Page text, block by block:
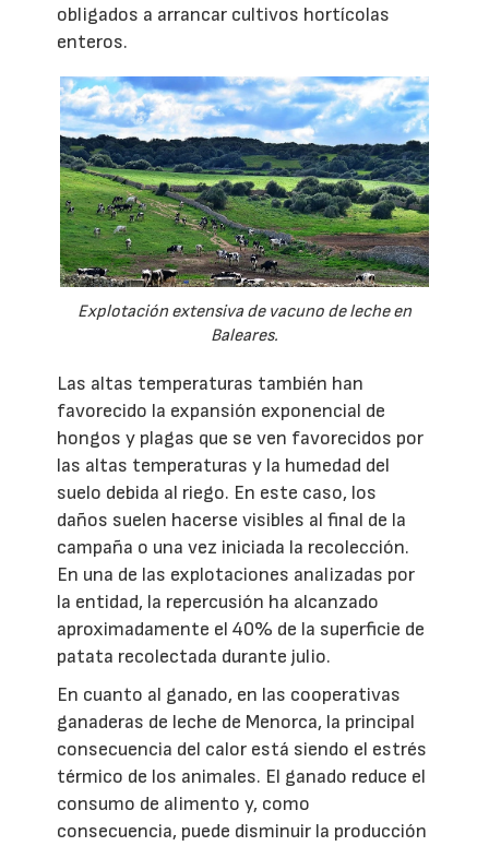
obligados a arrancar cultivos hortícolas
enteros.
Explotación extensiva de vacuno de leche en
Baleares.
Las altas temperaturas también han
favorecido la expansión exponencial de
hongos y plagas que se ven favorecidos por
las altas temperaturas y la humedad del
suelo debida al riego. En este caso, los
daños suelen hacerse visibles al final de la
campaña o una vez iniciada la recolección.
En una de las explotaciones analizadas por
la entidad, la repercusión ha alcanzado
aproximadamente el 40% de la superficie de
patata recolectada durante julio.
En cuanto al ganado, en las cooperativas
ganaderas de leche de Menorca, la principal
consecuencia del calor está siendo el estrés
térmico de los animales. El ganado reduce el
consumo de alimento y, como
consecuencia, puede disminuir la producción